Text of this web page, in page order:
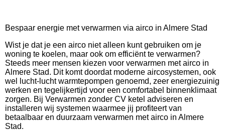
Bespaar energie met verwarmen via airco in Almere Stad
Wist je dat je een airco niet alleen kunt gebruiken om je
woning te koelen, maar ook om efficiënt te verwarmen?
Steeds meer mensen kiezen voor verwarmen met airco in
Almere Stad. Dit komt doordat moderne aircosystemen, ook
wel lucht-lucht warmtepompen genoemd, zeer energiezuinig
werken en tegelijkertijd voor een comfortabel binnenklimaat
zorgen. Bij Verwarmen zonder CV ketel adviseren en
installeren wij systemen waarmee jij profiteert van
betaalbaar en duurzaam verwarmen met airco in Almere
Stad.